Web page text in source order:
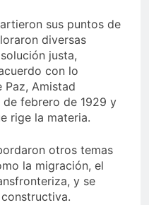
sus puntos de
diversas
justa,
con lo
Paz, Amistad
febrero de 1929 y
rige la materia.
otros temas
la migración, el
y se